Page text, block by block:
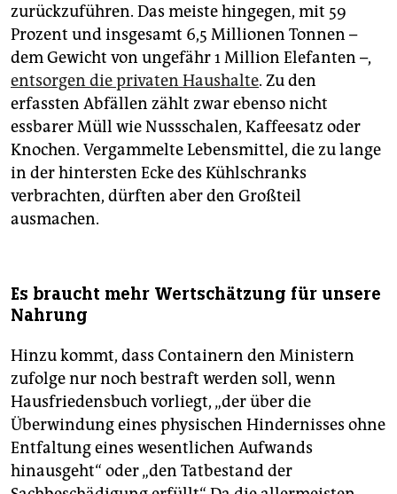
zurückzuführen. Das meiste hingegen, mit 59
Prozent und insgesamt 6,5 Millionen Tonnen –
dem Gewicht von ungefähr 1 Million Elefanten –,
entsorgen die privaten Haushalte. Zu den
erfassten Abfällen zählt zwar ebenso nicht
essbarer Müll wie Nussschalen, Kaffeesatz oder
Knochen. Vergammelte Lebensmittel, die zu lange
in der hintersten Ecke des Kühlschranks
verbrachten, dürften aber den Großteil
ausmachen.
Es braucht mehr Wertschätzung für unsere
Nahrung
Hinzu kommt, dass Containern den Ministern
zufolge nur noch bestraft werden soll, wenn
Hausfriedensbuch vorliegt, „der über die
Überwindung eines physischen Hindernisses ohne
Entfaltung eines wesentlichen Aufwands
hinausgeht“ oder „den Tatbestand der